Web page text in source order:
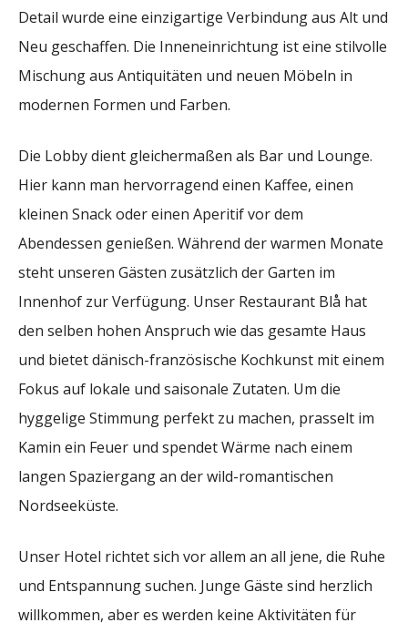
Detail wurde eine einzigartige Verbindung aus Alt und
Neu geschaffen. Die Inneneinrichtung ist eine stilvolle
Mischung aus Antiquitäten und neuen Möbeln in
modernen Formen und Farben.
Die Lobby dient gleichermaßen als Bar und Lounge.
Hier kann man hervorragend einen Kaffee, einen
kleinen Snack oder einen Aperitif vor dem
Abendessen genießen. Während der warmen Monate
steht unseren Gästen zusätzlich der Garten im
Innenhof zur Verfügung. Unser Restaurant Blå hat
den selben hohen Anspruch wie das gesamte Haus
und bietet dänisch-französische Kochkunst mit einem
Fokus auf lokale und saisonale Zutaten. Um die
hyggelige Stimmung perfekt zu machen, prasselt im
Kamin ein Feuer und spendet Wärme nach einem
langen Spaziergang an der wild-romantischen
Nordseeküste.
Unser Hotel richtet sich vor allem an all jene, die Ruhe
und Entspannung suchen. Junge Gäste sind herzlich
willkommen, aber es werden keine Aktivitäten für